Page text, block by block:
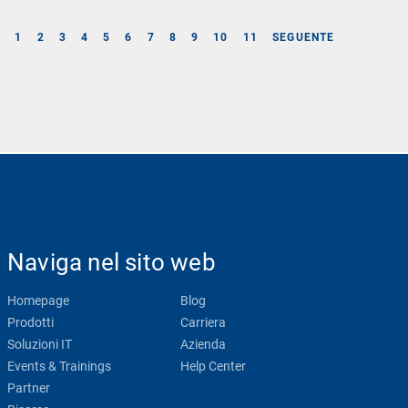
1 2 3 4 5 6 7 8 9 10 11 SEGUENTE
Naviga nel sito web
Homepage
Prodotti
Soluzioni IT
Events & Trainings
Partner
Blog
Carriera
Azienda
Help Center